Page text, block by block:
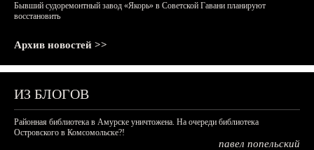
Бывший судоремонтный завод «Якорь» в Советской Гавани планируют
восстановить
Архив новостей >>
ИЗ БЛОГОВ
Районная библиотека в Амурске уничтожена. На очереди библиотека
Островского в Комсомольске?!
павел попельский